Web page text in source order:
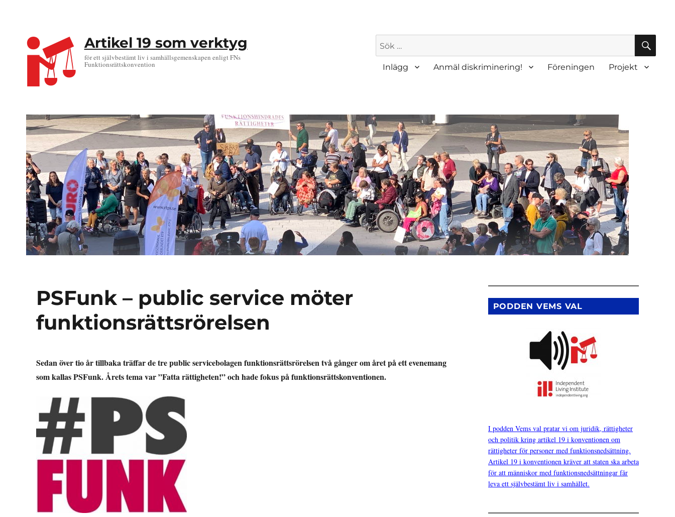
Artikel 19 som verktyg
för ett självbestämt liv i samhällsgemenskapen enligt FNs
Funktionsrättskonvention
Sök
efter:
SÖK
Inlägg Anmäl diskriminering! Föreningen Projekt
PSFunk – public service möter
funktionsrättsrörelsen
Sedan över tio år tillbaka träffar de tre public servicebolagen funktionsrättsrörelsen två gånger om året på ett evenemang
som kallas PSFunk. Årets tema var ”Fatta rättigheten!” och hade fokus på funktionsrättskonventionen.
PODDEN VEMS VAL
I podden Vems val pratar vi om juridik, rättigheter
och politik kring artikel 19 i konventionen om
rättigheter för personer med funktionsnedsättning.
Artikel 19 i konventionen kräver att staten ska arbeta
för att människor med funktionsnedsättningar får
leva ett självbestämt liv i samhället.